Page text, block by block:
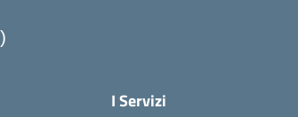
I Servizi